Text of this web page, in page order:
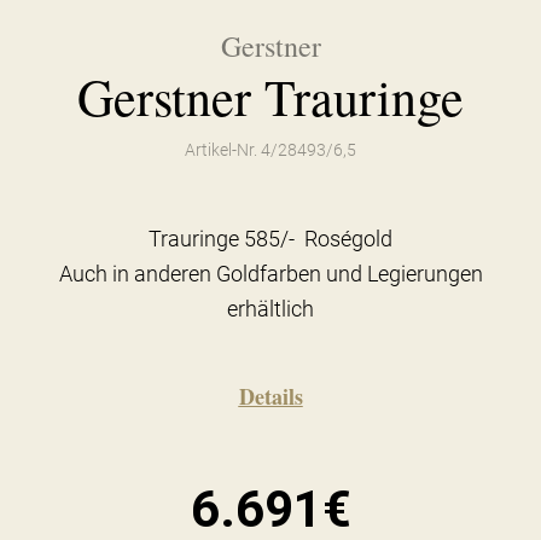
Gerstner
Gerstner Trauringe
Artikel-Nr. 4/28493/6,5
Trauringe 585/- Roségold
Auch in anderen Goldfarben und Legierungen
erhältlich
Details
6.691€